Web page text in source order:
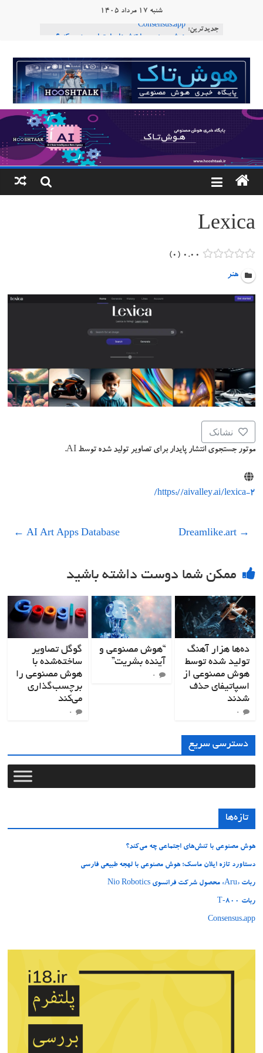
شنبه ۱۷ مرداد ۱۴۰۵
جدیدترین:
Consensus.app
طبیعی فارسی
ربات «Aru» محصول شرکت فرانسوی Nio
Robotics
ربات T‑800
هوشتاک
پایگاه
خبری
هوش
مصنوعی
www.hooshtaak.ir
Lexica
۰.۰۰ ۰
هنر
نشانک
موتور جستجوی انتشار پایدار برای تصاویر تولید شده توسط AI.
https://aivalley.ai/lexica-2/
→
Dreamlike.art
AI Art Apps Database
←
ممکن شما دوست داشته باشید
ده‌ها هزار آهنگ
تولید شده توسط
هوش مصنوعی از
اسپاتیفای حذف
شدند
۰
“هوش مصنوعی و
آینده بشریت”
۰
گوگل تصاویر
ساخته‌شده با
هوش مصنوعی را
برچسب‌گذاری
می‌کند
۰
دسترسی سریع
تازه‌ها
هوش مصنوعی با تنش‌های اجتماعی چه می‌کند؟
دستاورد تازه ایلان ماسک؛ هوش مصنوعی با لهجه طبیعی فارسی
ربات «Aru» محصول شرکت فرانسوی Nio Robotics
ربات T‑800
Consensus.app